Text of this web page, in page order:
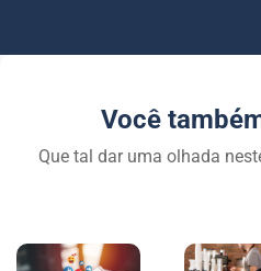
Você
Que tal dar uma olhada